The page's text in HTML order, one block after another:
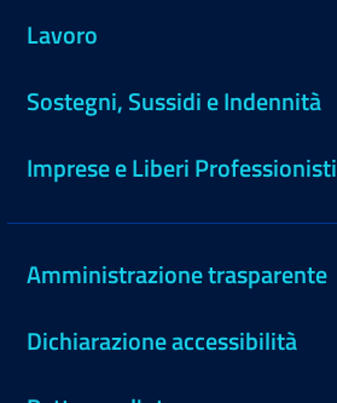
Lavoro
Sostegni, Sussidi e Indennità
Imprese e Liberi Professionisti
Amministrazione trasparente
Dichiarazione accessibilità